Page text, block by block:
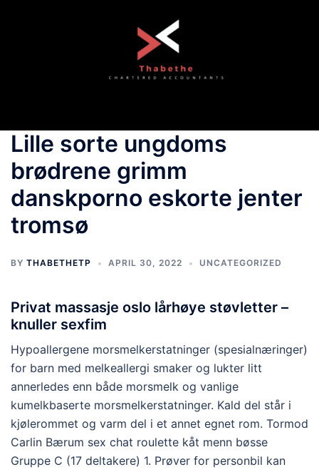
Lille sorte ungdoms
brødrene grimm
danskporno eskorte jenter
tromsø
BY THABETHETP APRIL 30, 2022 UNCATEGORIZED
Privat massasje oslo lårhøye støvletter –
knuller sexfim
Hypoallergene morsmelkerstatninger (spesialnæringer)
for barn med melkeallergi smaker og lukter litt
annerledes enn både morsmelk og vanlige
kumelkbaserte morsmelkerstatninger. Kald del står i
kjølerommet og varm del i et annet egnet rom. Tormod
Carlin Bærum sex chat roulette kåt menn bøsse
Gruppe C (17 deltakere) 1. Prøver for personbil kan